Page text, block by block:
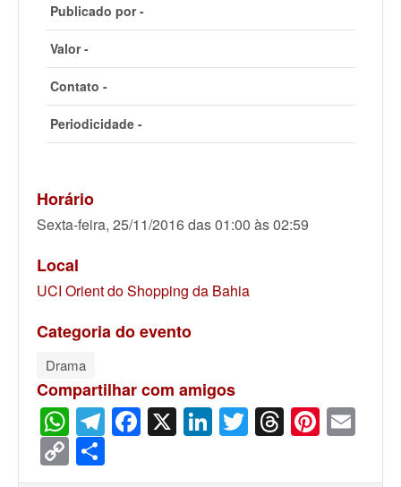
Publicado por -
Valor -
Contato -
Periodicidade -
Horário
Sexta-feira, 25/11/2016 das 01:00 às 02:59
Local
UCI Orient do Shopping da Bahia
Categoria do evento
Drama
Compartilhar com amigos
WhatsApp
Telegram
Facebook
X LinkedIn
Twitter
Threads
Copy